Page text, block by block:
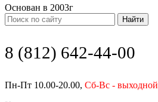
Основан в 2003г
Найти
8 (812) 642-44-00
Пн-Пт 10.00-20.00, Сб-Вс - выходной